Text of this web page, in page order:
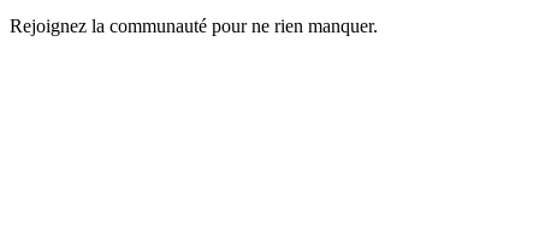
Rejoignez la communauté pour ne rien manquer.